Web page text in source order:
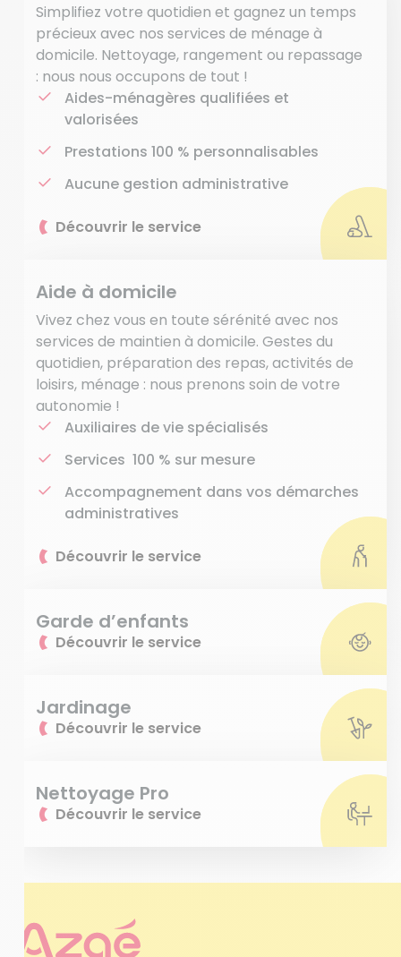
Simplifiez votre quotidien et gagnez un temps
précieux avec nos services de ménage à
domicile. Nettoyage, rangement ou repassage
: nous nous occupons de tout !
Aides-ménagères qualifiées et
valorisées
Prestations 100 % personnalisables
Aucune gestion administrative
Découvrir le service
Aide à domicile
Vivez chez vous en toute sérénité avec nos
services de maintien à domicile. Gestes du
quotidien, préparation des repas, activités de
loisirs, ménage : nous prenons soin de votre
autonomie !
Auxiliaires de vie spécialisés
Services 100 % sur mesure
Accompagnement dans vos démarches
administratives
Découvrir le service
Garde d’enfants
Découvrir le service
Jardinage
Découvrir le service
Nettoyage Pro
Découvrir le service